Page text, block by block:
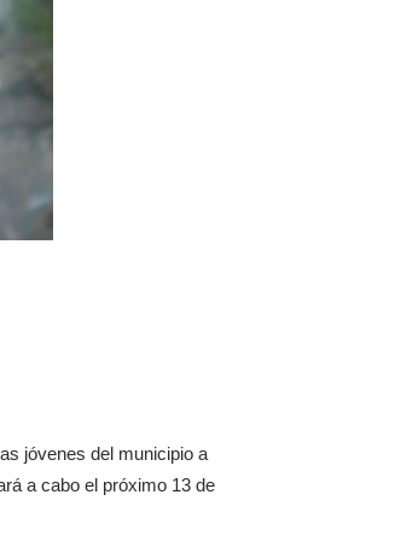
jóvenes del municipio a
a cabo el próximo 13 de